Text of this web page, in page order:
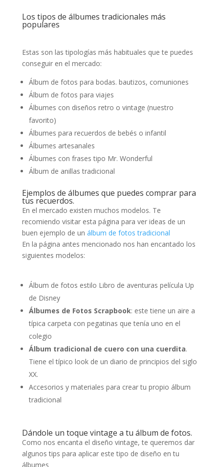
Los tipos de álbumes tradicionales más
populares
Estas son las tipologías más habituales que te puedes
conseguir en el mercado:
Álbum de fotos para bodas. bautizos, comuniones
Álbum de fotos para viajes
Álbumes con diseños retro o vintage (nuestro
favorito)
Álbumes para recuerdos de bebés o infantil
Álbumes artesanales
Álbumes con frases tipo Mr. Wonderful
Álbum de anillas tradicional
Ejemplos de álbumes que puedes comprar para
tus recuerdos.
En el mercado existen muchos modelos. Te
recomiendo visitar esta página para ver ideas de un
buen ejemplo de un álbum de fotos tradicional
En la página antes mencionado nos han encantado los
siguientes modelos:
Álbum de fotos estilo Libro de aventuras película Up
de Disney
Álbumes de Fotos Scrapbook: este tiene un aire a
típica carpeta con pegatinas que tenía uno en el
colegio
Álbum tradicional de cuero con una cuerdita.
Tiene el típico look de un diario de principios del siglo
XX.
Accesorios y materiales para crear tu propio álbum
tradicional
Dándole un toque vintage a tu álbum de fotos.
Como nos encanta el diseño vintage, te queremos dar
algunos tips para aplicar este tipo de diseño en tu
álbumes